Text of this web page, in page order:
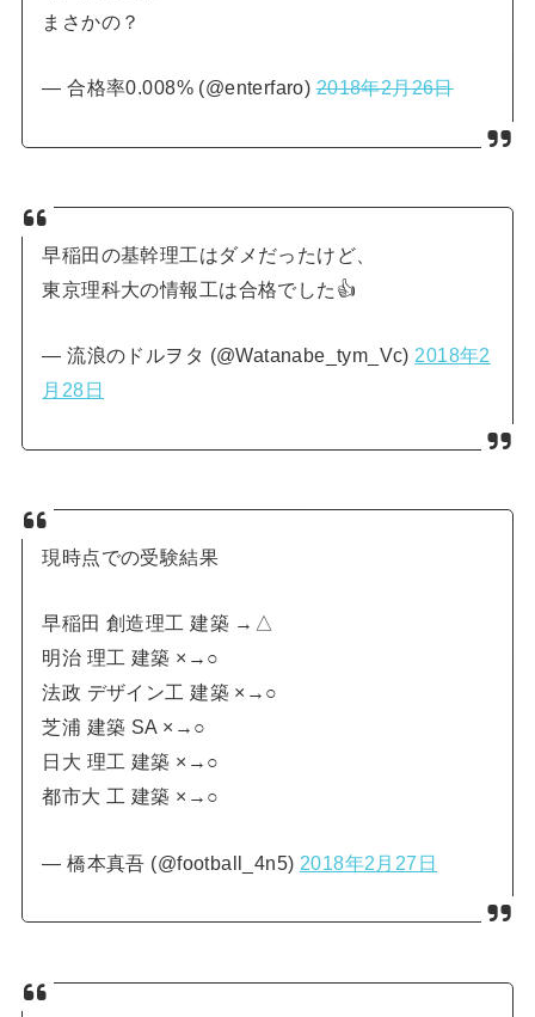
まさかの？
— 合格率0.008% (@enterfaro)2018年2月26日
早稲田の基幹理工はダメだったけど、
東京理科大の情報工は合格でした👍
— 流浪のドルヲタ (@Watanabe_tym_Vc) 2018年2
月28日
現時点での受験結果
早稲田 創造理工 建築 →△
明治 理工 建築 ×→○
法政 デザイン工 建築 ×→○
芝浦 建築 SA ×→○
日大 理工 建築 ×→○
都市大 工 建築 ×→○
— 橋本真吾 (@football_4n5) 2018年2月27日